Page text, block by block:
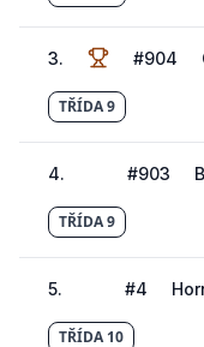
3. #904
TŘÍDA 9
4. #903
TŘÍDA 9
5. #4
TŘÍDA 10